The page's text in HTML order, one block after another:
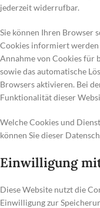
jederzeit widerrufbar.
Sie können Ihren Browser
Cookies informiert
Annahme von Cookies für
sowie das automatische
Browsers aktivieren. Bei
Funktionalität dieser
Welche Cookies und
können Sie dieser
Einwilligung
Diese Website nutzt die
Einwilligung zur